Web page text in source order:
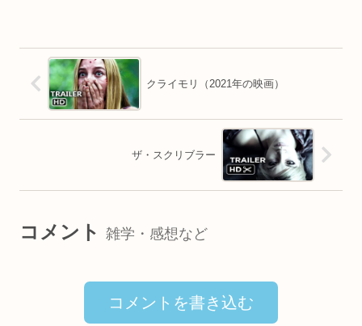
クライモリ（2021年の映画）
ザ・スクリブラー
コメント 雑学・感想など
コメントを書き込む